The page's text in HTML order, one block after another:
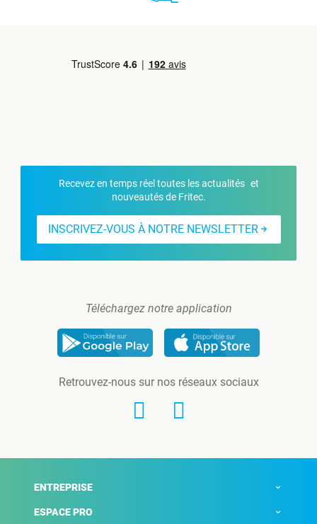
Recevez en temps réel toutes les actualités et
nouveautés de Fritec.
INSCRIVEZ-VOUS À NOTRE NEWSLETTER
Téléchargez notre application
Retrouvez-nous sur nos réseaux sociaux
ENTREPRISE
ESPACE PRO